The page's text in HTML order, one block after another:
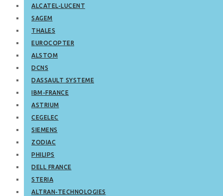
ALCATEL-LUCENT
SAGEM
THALES
EUROCOPTER
ALSTOM
DCNS
DASSAULT SYSTEME
IBM-FRANCE
ASTRIUM
CEGELEC
SIEMENS
ZODIAC
PHILIPS
DELL FRANCE
STERIA
ALTRAN-TECHNOLOGIES